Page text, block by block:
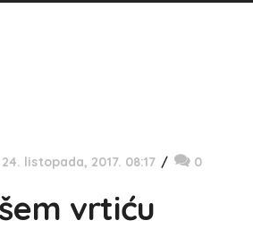
24. listopada, 2017. 08:17 0
vrtiću